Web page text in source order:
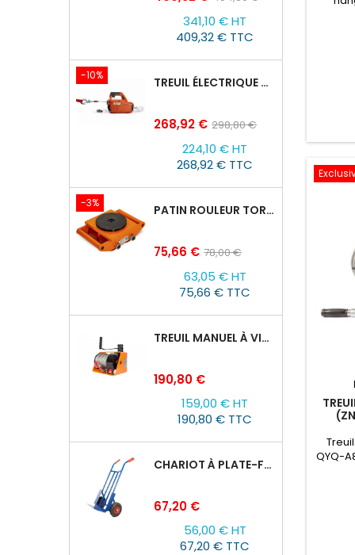
base
341,10 € HT
409,32 € TTC
-10% TREUIL ÉLECTRIQUE PORTABLE AVEC TÉLÉCOMMANDE TOR SQ-04-250KG/8M
Prix
268,92 € Prix
base
298,80 €
224,10 € HT
268,92 € TTC
-3% PATIN ROULEUR TOR CRA-4 : 6T
Prix
75,66 € Prix
base
78,00 €
63,05 € HT
75,66 € TTC
TREUIL MANUEL À VIS SANS FIN VS500, 0,5TX25M
Prix
190,80 €
159,00 € HT
190,80 € TTC
CHARIOT À PLATE-FORME TOR HT 300
Prix
67,20 €
56,00 € HT
67,20 € TTC
QYQ-
force
C'est